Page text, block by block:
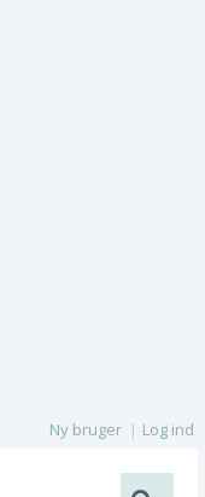
Ny bruger Log ind